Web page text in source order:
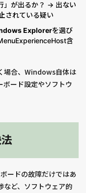
」が出るか？ → 出ない
されている疑い
Explorerを選び
含
場合、Windows自体は
ボード設定やソフトウ
ードの故障だけではあ
など、ソフトウェア的